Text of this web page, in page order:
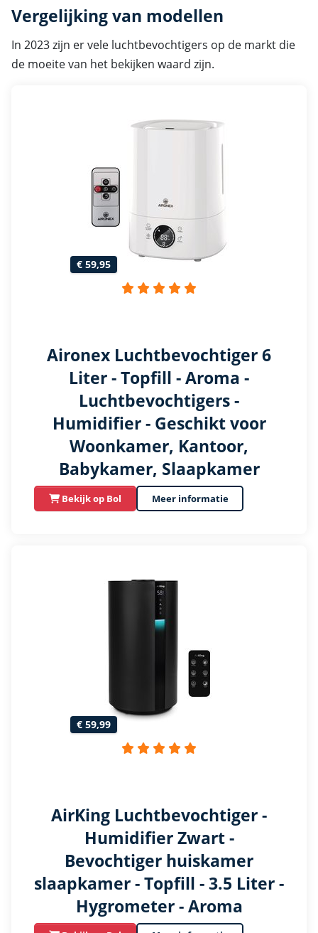
Vergelijking van modellen
In 2023 zijn er vele luchtbevochtigers op de markt die
de moeite van het bekijken waard zijn.
€ 59,95
Aironex Luchtbevochtiger 6
Liter - Topfill - Aroma -
Luchtbevochtigers -
Humidifier - Geschikt voor
Woonkamer, Kantoor,
Babykamer, Slaapkamer
Bekijk op Bol Meer informatie
€ 59,99
AirKing Luchtbevochtiger -
Humidifier Zwart -
Bevochtiger huiskamer
slaapkamer - Topfill - 3.5 Liter -
Hygrometer - Aroma